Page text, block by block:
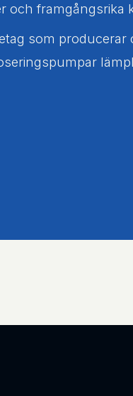
framgångsrika
som producerar